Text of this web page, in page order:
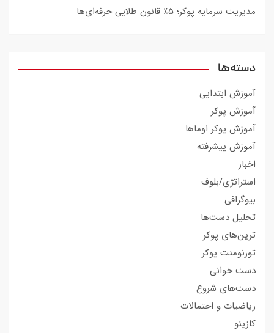
مدیریت سرمایه پوکر؛ ۵٪ قانون طلایی حرفه‌ای‌ها
دسته‌ها
آموزش ابتدایی
آموزش پوکر
آموزش پوکر اوماها
آموزش پیشرفته
اخبار
استراتژی/بلوف
بیوگرافی
تحلیل دست‌ها
ترین‌های پوکر
تورنومنت پوکر
دست خوانی
دست‌های شروع
ریاضیات و احتمالات
کازینو